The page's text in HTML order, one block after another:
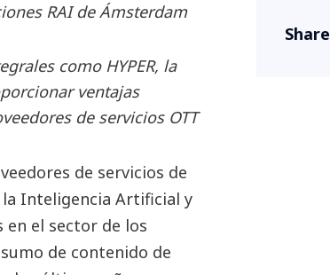
RAI de Ámsterdam
como HYPER, la
ventajas
de servicios OTT
de servicios de
Inteligencia Artificial y
en el sector de los
de contenido de